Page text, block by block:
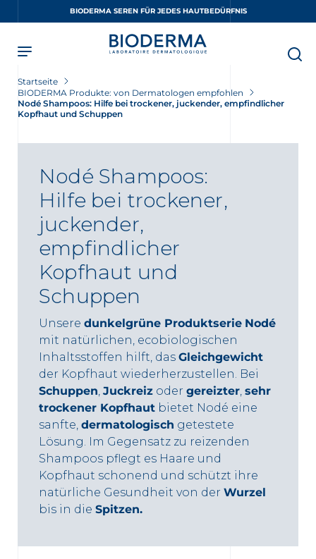
BIODERMA SEREN FÜR JEDES HAUTBEDÜRFNIS
Partner Apotheke in Ihrer Nähe
Startseite
BIODERMA Produkte: von Dermatologen empfohlen
Nodé Shampoos: Hilfe bei trockener, juckender, empfindlicher
Kopfhaut und Schuppen
Nodé Shampoos:
Hilfe bei trockener,
juckender,
empfindlicher
Kopfhaut und
Schuppen
Unsere dunkelgrüne Produktserie Nodé
mit natürlichen, ecobiologischen
Inhaltsstoffen hilft, das Gleichgewicht
der Kopfhaut wiederherzustellen. Bei
Schuppen, Juckreiz oder gereizter, sehr
trockener Kopfhaut bietet Nodé eine
sanfte, dermatologisch getestete
Lösung. Im Gegensatz zu reizenden
Shampoos pflegt es Haare und
Kopfhaut schonend und schützt ihre
natürliche Gesundheit von der Wurzel
bis in die Spitzen.